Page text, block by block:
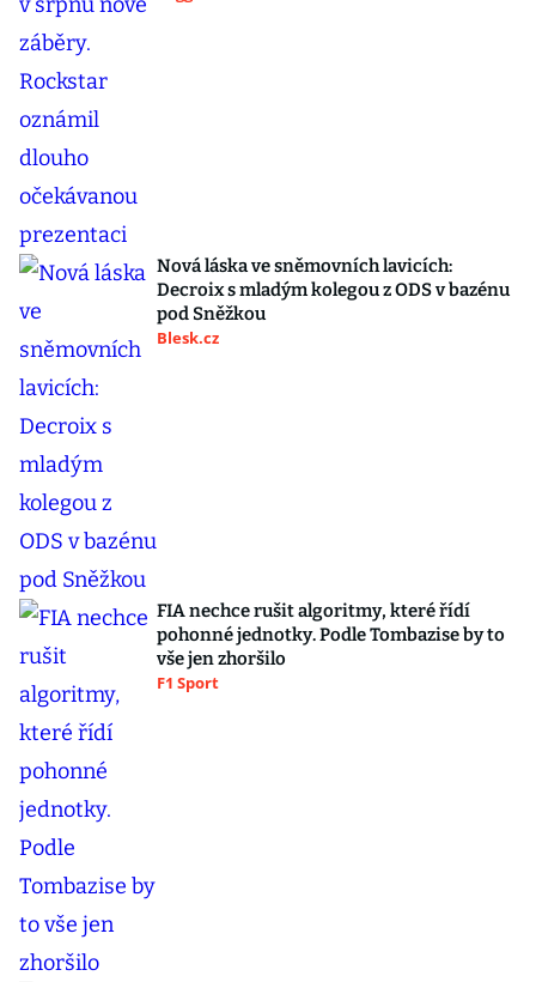
Nová láska ve sněmovních lavicích:
Decroix s mladým kolegou z ODS v bazénu
pod Sněžkou
Blesk.cz
FIA nechce rušit algoritmy, které řídí
pohonné jednotky. Podle Tombazise by to
vše jen zhoršilo
F1 Sport